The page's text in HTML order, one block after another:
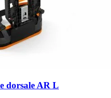
dorsale AR L